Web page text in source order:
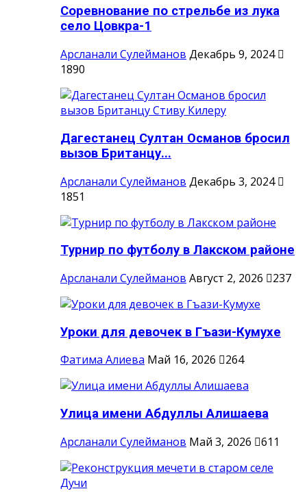
Соревнование по стрельбе из лука
село Цовкра-1
Арсланали Сулейманов Декабрь 9, 2024
1890
Дагестанец Султан Османов бросил
вызов Британцу...
Арсланали Сулейманов Декабрь 3, 2024
1851
Турнир по футболу в Лакском районе
Арсланали Сулейманов Август 2, 2026 237
Уроки для девочек в Гъази-Кумухе
Фатима Алиева Май 16, 2026 264
Улица имени Абдуллы Алишаева
Арсланали Сулейманов Май 3, 2026 611